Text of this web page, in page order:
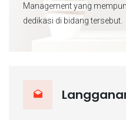
Management yang
dedikasi di bidang tersebut.